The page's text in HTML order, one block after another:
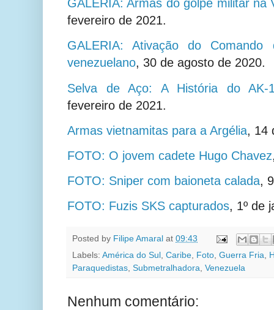
GALERIA: Armas do golpe militar na
fevereiro de 2021.
GALERIA: Ativação do Comando
venezuelano, 30 de agosto de 2020.
Selva de Aço: A História do AK-
fevereiro de 2021.
Armas vietnamitas para a Argélia, 14
FOTO: O jovem cadete Hugo Chavez
FOTO: Sniper com baioneta calada,
FOTO: Fuzis SKS capturados, 1º de
Posted by Filipe Amaral at 09:43
Labels: América do Sul Caribe Foto Guerra Fria
Paraquedistas Submetralhadora Venezuela
Nenhum comentário: